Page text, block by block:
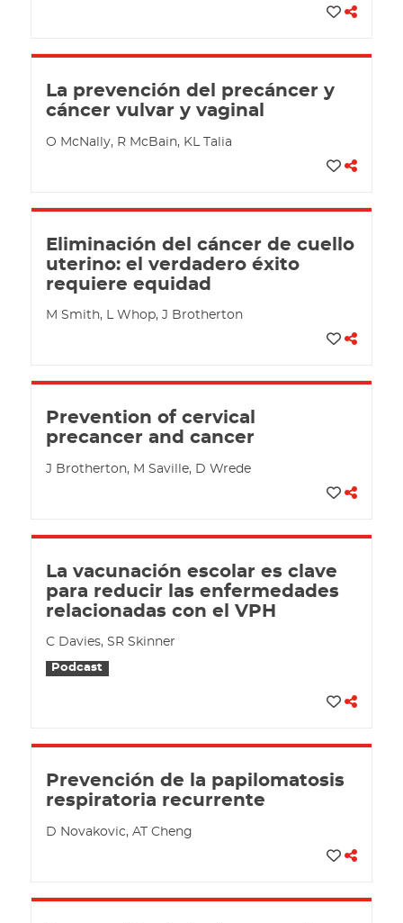
La prevención del precáncer y
cáncer vulvar y vaginal
O McNally, R McBain, KL Talia
Eliminación del cáncer de cuello
uterino: el verdadero éxito
requiere equidad
M Smith, L Whop, J Brotherton
Prevention of cervical
precancer and cancer
J Brotherton, M Saville, D Wrede
La vacunación escolar es clave
para reducir las enfermedades
relacionadas con el VPH
C Davies, SR Skinner
Podcast
Prevención de la papilomatosis
respiratoria recurrente
D Novakovic, AT Cheng